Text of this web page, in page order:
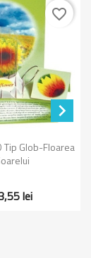
Tip Glob-Floarea
lei
favorite_border
